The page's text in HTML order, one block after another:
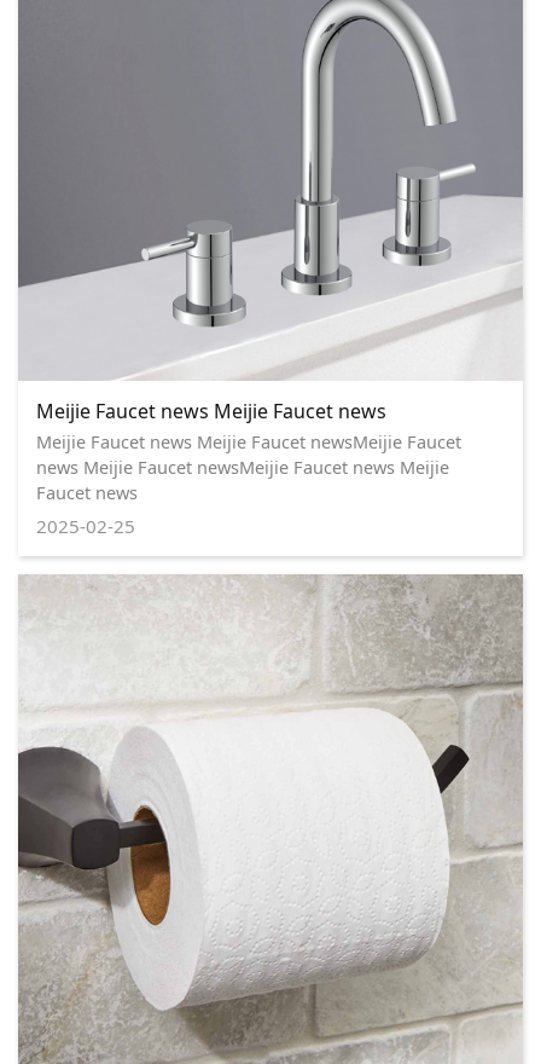
Meijie Faucet news Meijie Faucet news
Meijie Faucet news Meijie Faucet newsMeijie Faucet
news Meijie Faucet newsMeijie Faucet news Meijie
Faucet news
2025-02-25